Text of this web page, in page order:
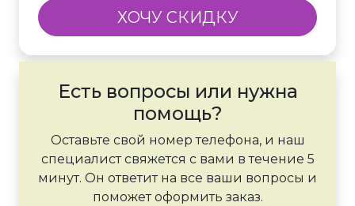
ХОЧУ СКИДКУ
Есть вопросы или нужна
помощь?
Оставьте свой номер телефона, и наш
специалист свяжется с вами в течение 5
минут. Он ответит на все ваши вопросы и
поможет оформить заказ.